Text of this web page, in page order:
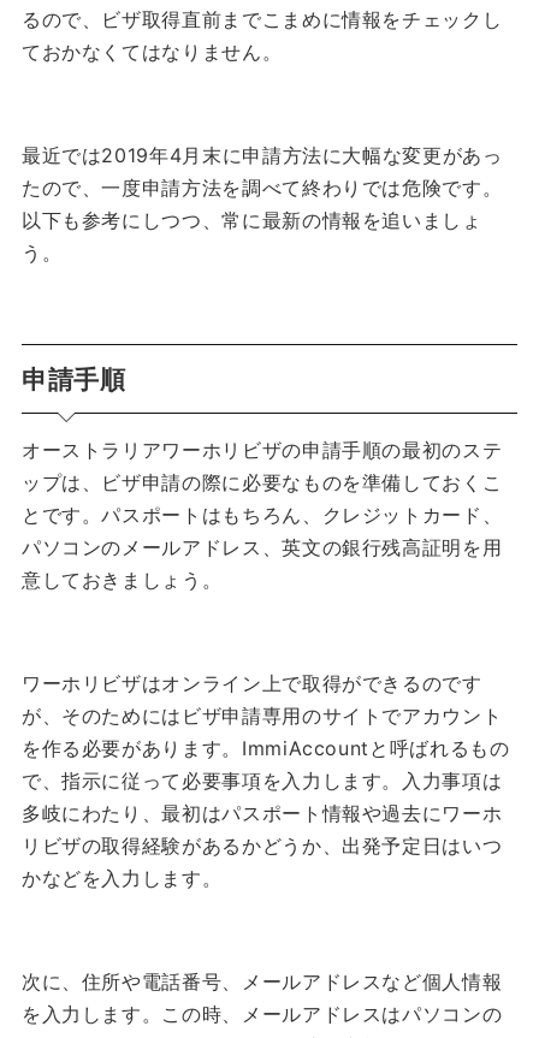
るので、ビザ取得直前までこまめに情報をチェックし
ておかなくてはなりません。
最近では2019年4月末に申請方法に大幅な変更があっ
たので、一度申請方法を調べて終わりでは危険です。
以下も参考にしつつ、常に最新の情報を追いましょ
う。
申請手順
オーストラリアワーホリビザの申請手順の最初のステ
ップは、ビザ申請の際に必要なものを準備しておくこ
とです。パスポートはもちろん、クレジットカード、
パソコンのメールアドレス、英文の銀行残高証明を用
意しておきましょう。
ワーホリビザはオンライン上で取得ができるのです
が、そのためにはビザ申請専用のサイトでアカウント
を作る必要があります。 ImmiAccountと呼ばれるもの
で、指示に従って必要事項を入力します。
入力事項は
多岐にわたり、最初はパスポート情報や過去にワーホ
リビザの取得経験があるかどうか、出発予定日はいつ
かなどを入力します。
次に、住所や電話番号、メールアドレスなど個人情報
を入力します。 この時、メールアドレスはパソコンの